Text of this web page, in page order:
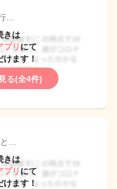
…
きは
プリ にて
ます！
る(全4件)
…
きは
プリ にて
ます！